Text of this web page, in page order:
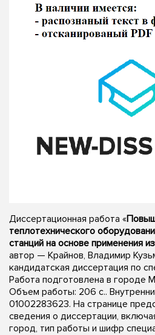
Диссертационная работа «
теплотехнического
станций на основе применения
автор — Крайнов, Владимир
кандидатская диссертация по
Работа подготовлена в городе
Объем работы: 206 с..
01002283623. На странице
сведения о диссертации,
город, тип работы и шифр